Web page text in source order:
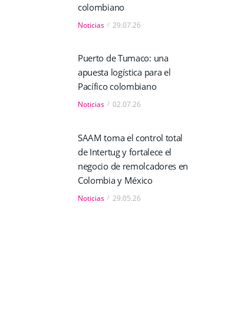
colombiano
Noticias 29.07.26
Puerto de Tumaco: una
apuesta logística para el
Pacífico colombiano
Noticias 02.07.26
SAAM toma el control total
de Intertug y fortalece el
negocio de remolcadores en
Colombia y México
Noticias 29.05.26